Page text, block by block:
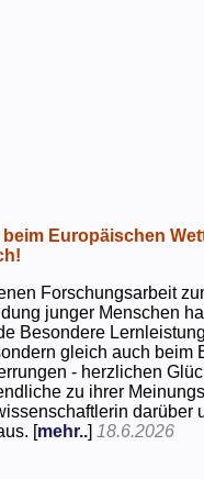
Europäischen
Forschungsarbeit
junger Menschen
Besondere
gleich auch beim
- herzlichen
zu ihrer
darüber
[mehr..] 18.6.2026